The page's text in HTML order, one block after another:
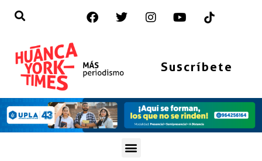
Suscríbete